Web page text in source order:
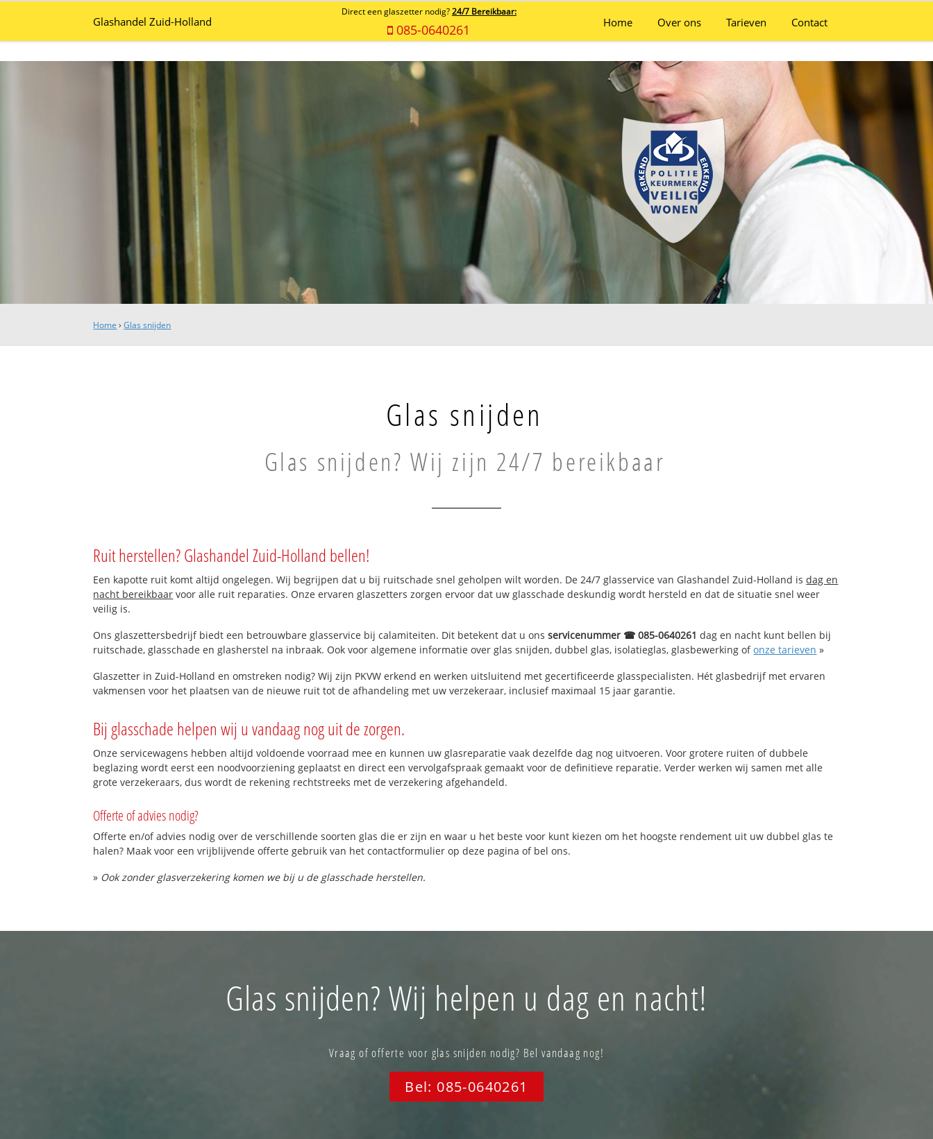
Glashandel Zuid-Holland
Direct een glaszetter nodig? 24/7 Bereikbaar:
085-0640261 Home Over ons Tarieven Contact
Home ›Glas snijden
Glas snijden
Glas snijden? Wij zijn 24/7 bereikbaar
Ruit herstellen? Glashandel Zuid-Holland bellen!
Een kapotte ruit komt altijd ongelegen. Wij begrijpen dat u bij ruitschade snel geholpen wilt worden. De 24/7 glasservice van Glashandel Zuid-Holland isdag en
nacht bereikbaar voor alle ruit reparaties. Onze ervaren glaszetters zorgen ervoor dat uw glasschade deskundig wordt hersteld en dat de situatie snel weer
veilig is.
Ons glaszettersbedrijf biedt een betrouwbare glasservice bij calamiteiten. Dit betekent dat u onsservicenummer ☎ 085-0640261 dag en nacht kunt bellen bij
ruitschade, glasschade en glasherstel na inbraak. Ook voor algemene informatie over glas snijden, dubbel glas, isolatieglas, glasbewerking ofonze tarieven »
Glaszetter in Zuid-Holland en omstreken nodig? Wij zijn PKVW erkend en werken uitsluitend met gecertificeerde glasspecialisten. Hét glasbedrijf met ervaren
vakmensen voor het plaatsen van de nieuwe ruit tot de afhandeling met uw verzekeraar, inclusief maximaal 15 jaar garantie.
Bij glasschade helpen wij u vandaag nog uit de zorgen.
Onze servicewagens hebben altijd voldoende voorraad mee en kunnen uw glasreparatie vaak dezelfde dag nog uitvoeren. Voor grotere ruiten of dubbele
beglazing wordt eerst een noodvoorziening geplaatst en direct een vervolgafspraak gemaakt voor de definitieve reparatie. Verder werken wij samen met alle
grote verzekeraars, dus wordt de rekening rechtstreeks met de verzekering afgehandeld.
Offerte of advies nodig?
Offerte en/of advies nodig over de verschillende soorten glas die er zijn en waar u het beste voor kunt kiezen om het hoogste rendement uit uw dubbel glas te
halen? Maak voor een vrijblijvende offerte gebruik van het contactformulier op deze pagina of bel ons.
» Ook zonder glasverzekering komen we bij u de glasschade herstellen.
Glas snijden? Wij helpen u dag en nacht!
Vraag of offerte voor glas snijden nodig? Bel vandaag nog!
Bel: 085-0640261